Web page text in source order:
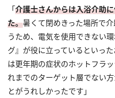
「介護士さんからは入浴介助
た。暑くて閉めきった場所で
うため、電気を使用できない
グ』が役に立っているといっ
は更年期の症状のホットフラ
れまでのターゲット層でない
とがうれしかったです」